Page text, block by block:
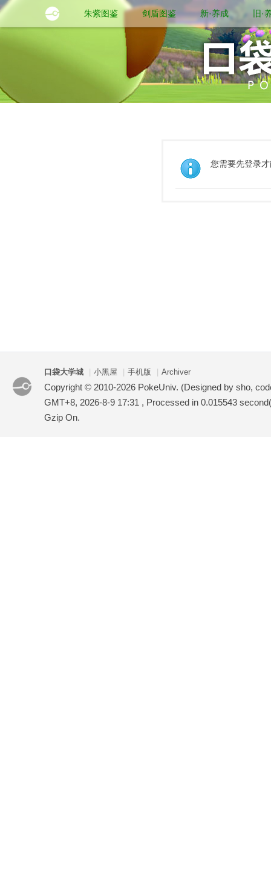
朱紫图鉴 剑盾图鉴 新·养成 旧·
您需要先登录
口袋大学城 小黑屋 手机版 Archiver
Copyright © 2010-2026 PokeUniv. (Designed by sho,
GMT+8, 2026-8-9 17:31 , Processed in 0.015543
Gzip On.